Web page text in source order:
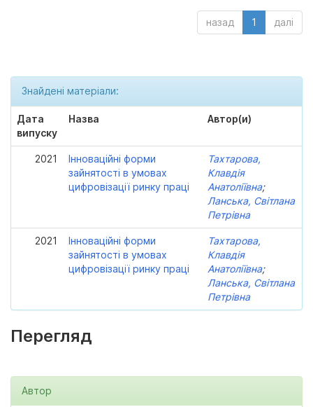
назад 1 далі
Знайдені матеріали:
Дата
випуску
Назва Автор(и)
2021
Інноваційні форми
зайнятості в умовах
цифровізації ринку праці
Тахтарова,
Клавдія
Анатоліївна;
Ланська, Світлана
Петрівна
2021
Інноваційні форми
зайнятості в умовах
цифровізації ринку праці
Тахтарова,
Клавдія
Анатоліївна;
Ланська, Світлана
Петрівна
Перегляд
Автор